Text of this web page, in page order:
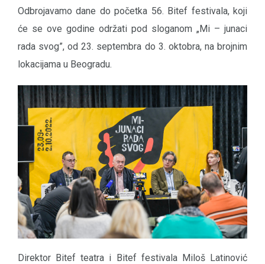
Odbrojavamo dane do početka 56. Bitef festivala, koji
će se ove godine održati pod sloganom „Mi – junaci
rada svog”, od 23. septembra do 3. oktobra, na brojnim
lokacijama u Beogradu.
Direktor Bitef teatra i Bitef festivala Miloš Latinović